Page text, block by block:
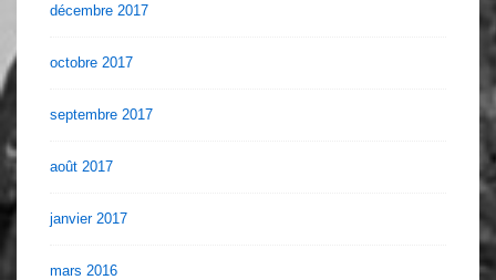
décembre 2017
octobre 2017
septembre 2017
août 2017
janvier 2017
mars 2016